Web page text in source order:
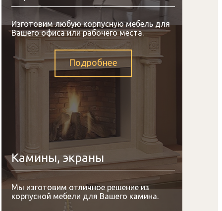
Изготовим любую корпусную мебель для
Вашего офиса или рабочего места.
Подробнее
Камины, экраны
Мы изготовим отличное решение из
корпусной мебели для Вашего камина.